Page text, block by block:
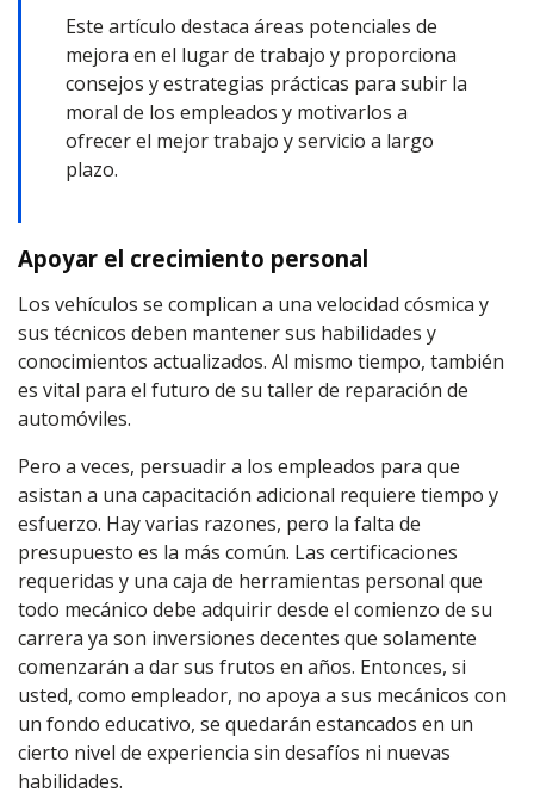
Este artículo destaca áreas potenciales de
mejora en el lugar de trabajo y proporciona
consejos y estrategias prácticas para subir la
moral de los empleados y motivarlos a
ofrecer el mejor trabajo y servicio a largo
plazo.
Apoyar el crecimiento personal
Los vehículos se complican a una velocidad cósmica y
sus técnicos deben mantener sus habilidades y
conocimientos actualizados. Al mismo tiempo, también
es vital para el futuro de su taller de reparación de
automóviles.
Pero a veces, persuadir a los empleados para que
asistan a una capacitación adicional requiere tiempo y
esfuerzo. Hay varias razones, pero la falta de
presupuesto es la más común. Las certificaciones
requeridas y una caja de herramientas personal que
todo mecánico debe adquirir desde el comienzo de su
carrera ya son inversiones decentes que solamente
comenzarán a dar sus frutos en años. Entonces, si
usted, como empleador, no apoya a sus mecánicos con
un fondo educativo, se quedarán estancados en un
cierto nivel de experiencia sin desafíos ni nuevas
habilidades.